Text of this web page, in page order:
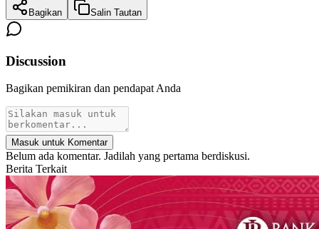
Bagikan Salin Tautan
Discussion
Bagikan pemikiran dan pendapat Anda
Masuk untuk Komentar
Belum ada komentar. Jadilah yang pertama berdiskusi.
Berita Terkait